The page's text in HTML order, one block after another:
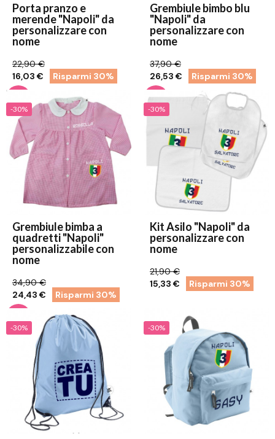
Porta pranzo e
merende "Napoli" da
personalizzare con
nome
22,90 €
16,03 €
Risparmi 30%
Grembiule bimbo blu
"Napoli" da
personalizzare con
nome
37,90 €
26,53 €
Risparmi 30%
-30%
Grembiule bimba a
quadretti "Napoli"
personalizzabile con
nome
34,90 €
24,43 €
Risparmi 30%
-30%
Kit Asilo "Napoli" da
personalizzare con
nome
21,90 €
15,33 €
Risparmi 30%
-30% -30%